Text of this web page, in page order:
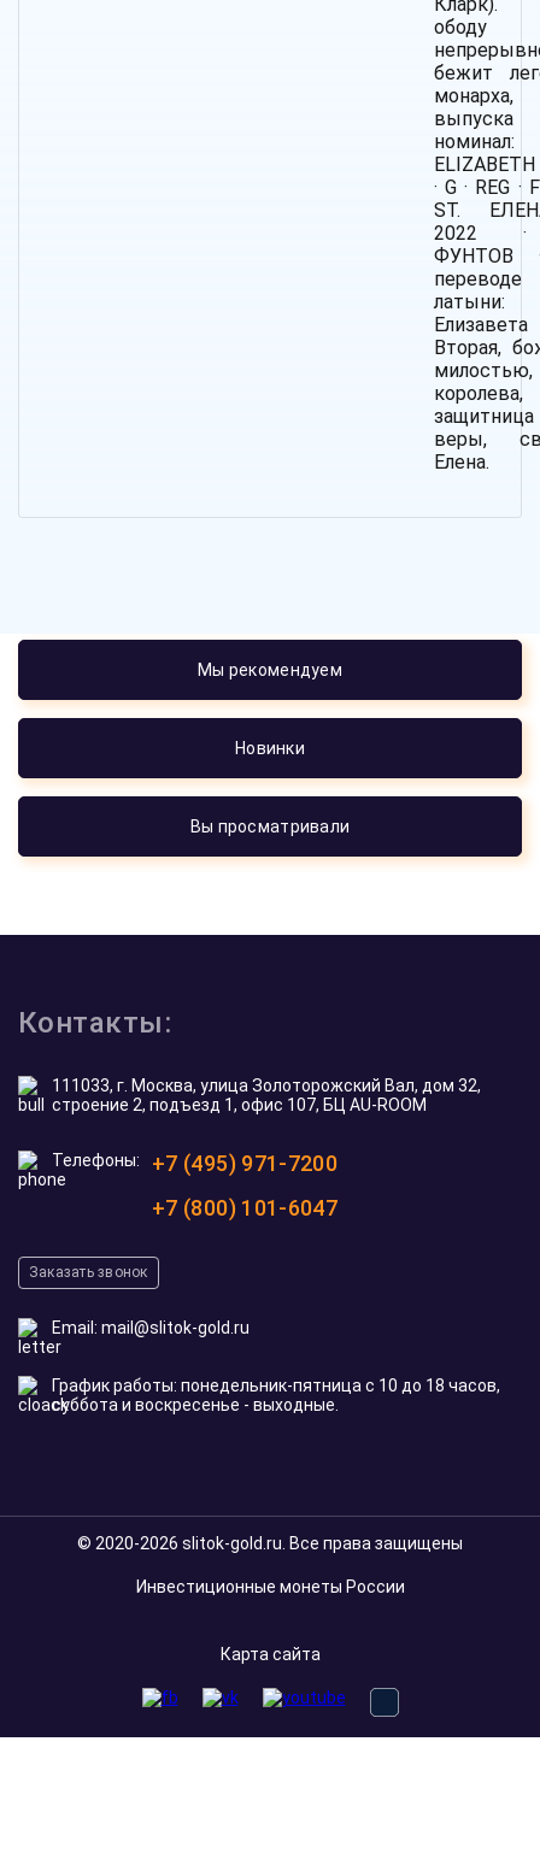
ободу
бежит
монарха,
номинал:
ELIZABETH
· G · REG ·
ST.
2022
ФУНТОВ
латыни:
Елизавета
Вторая,
милостью,
королева,
защитница
веры,
Елена.
Мы рекомендуем
Новинки
Вы просматривали
Контакты:
111033, г. Москва, улица Золоторожский Вал, дом 32,
строение 2, подъезд 1, офис 107, БЦ AU-ROOM
Телефоны:
+7 (495) 971-7200
+7 (800) 101-6047
Заказать звонок
Email: mail@slitok-gold.ru
График работы: понедельник-пятница с 10 до 18 часов,
суббота и воскресенье - выходные.
© 2020-2026 slitok-gold.ru. Все права защищены
Инвестиционные монеты России
Карта сайта